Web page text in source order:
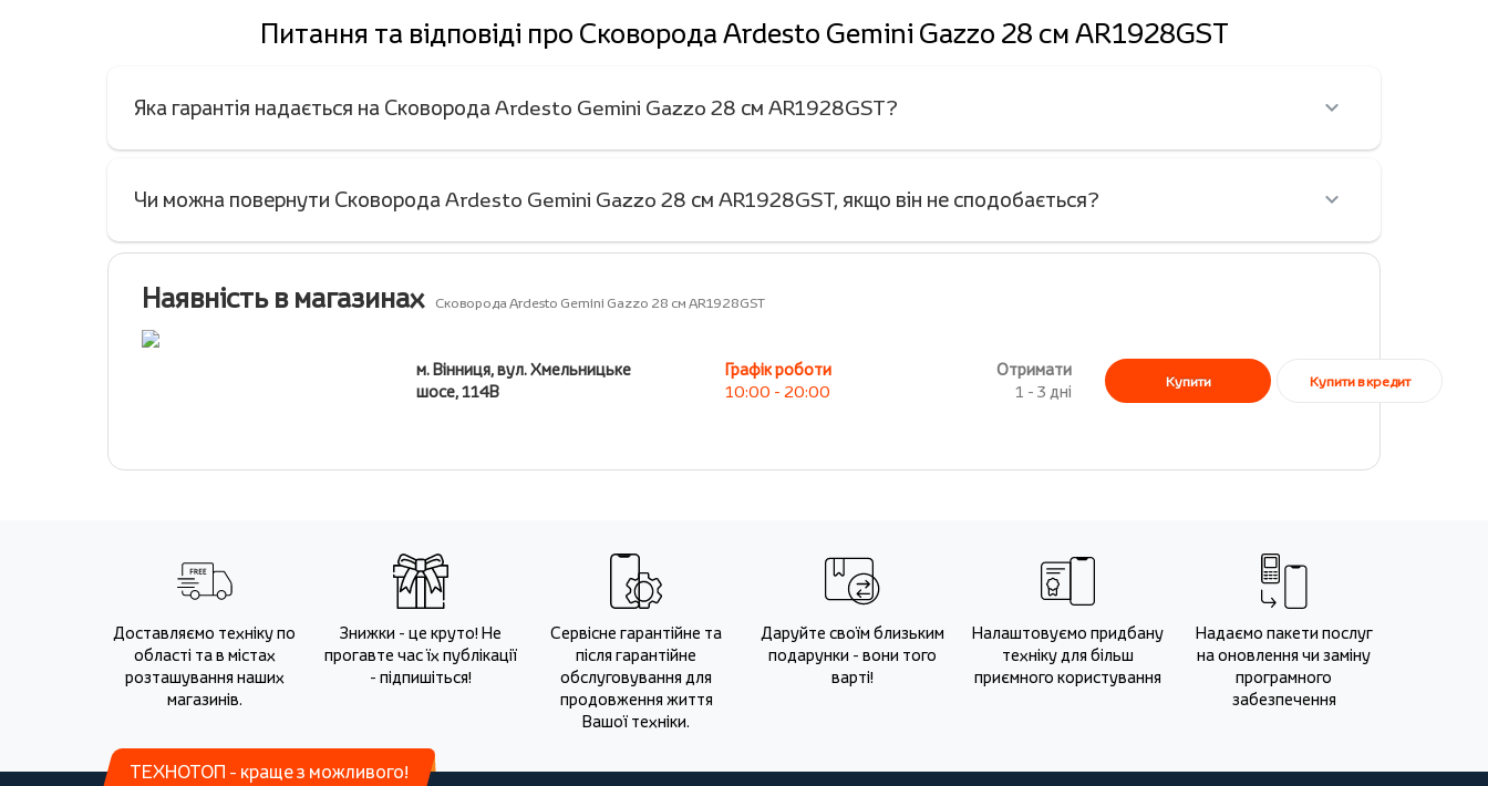
Питання та відповіді про Сковорода Ardesto Gemini Gazzo 28 см AR1928GST
Яка гарантія надається на Сковорода Ardesto Gemini Gazzo 28 см AR1928GST?
Чи можна повернути Сковорода Ardesto Gemini Gazzo 28 см AR1928GST, якщо він не сподобається?
Наявність в магазинах Сковорода Ardesto Gemini Gazzo 28 см AR1928GST
м. Вінниця, вул. Хмельницьке
шосе, 114В
Графік роботи
10:00 - 20:00
Отримати
1 - 3 дні
Купити Купити в кредит
Доставляємо техніку по
області та в містах
розташування наших
магазинів.
Знижки - це круто! Не
прогавте час їх публікації
- підпишіться!
Сервісне гарантійне та
після гарантійне
обслуговування для
продовження життя
Вашої техніки.
Даруйте своїм близьким
подарунки - вони того
варті!
Налаштовуємо придбану
техніку для більш
приємного користування
Надаємо пакети послуг
на оновлення чи заміну
програмного
забезпечення
ТЕХНОТОП - краще з можливого!